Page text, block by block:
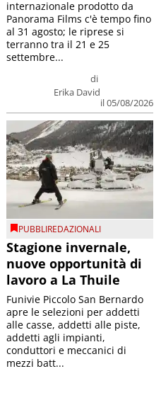
di
Erika David
il 05/08/2026
internazionale prodotto da
Panorama Films c'è tempo fino
al 31 agosto; le riprese si
terranno tra il 21 e 25
settembre...
PUBBLIREDAZIONALI
Stagione invernale,
nuove opportunità di
lavoro a La Thuile
Funivie Piccolo San Bernardo
apre le selezioni per addetti
alle casse, addetti alle piste,
addetti agli impianti,
conduttori e meccanici di
mezzi batt...